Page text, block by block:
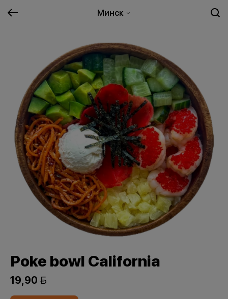
Минск
Poke bowl California
19,90 